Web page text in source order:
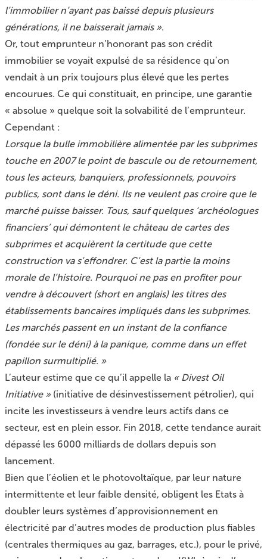
l’immobilier n’ayant pas baissé depuis plusieurs
générations, il ne baisserait jamais ».
Or, tout emprunteur n’honorant pas son crédit
immobilier se voyait expulsé de sa résidence qu’on
vendait à un prix toujours plus élevé que les pertes
encourues. Ce qui constituait, en principe, une garantie
« absolue » quelque soit la solvabilité de l’emprunteur.
Cependant :
Lorsque la bulle immobilière alimentée par les subprimes
touche en 2007 le point de bascule ou de retournement,
tous les acteurs, banquiers, professionnels, pouvoirs
publics, sont dans le déni. Ils ne veulent pas croire que le
marché puisse baisser. Tous, sauf quelques ‘archéologues
financiers’ qui démontent le château de cartes des
subprimes et acquièrent la certitude que cette
construction va s’effondrer. C’est la partie la moins
morale de l’histoire. Pourquoi ne pas en profiter pour
vendre à découvert (short en anglais) les titres des
établissements bancaires impliqués dans les subprimes.
Les marchés passent en un instant de la confiance
(fondée sur le déni) à la panique, comme dans un effet
papillon surmultiplié. »
L’auteur estime que ce qu’il appelle la « Divest Oil
Initiative »(initiative de désinvestissement pétrolier), qui
incite les investisseurs à vendre leurs actifs dans ce
secteur, est en plein essor. Fin 2018, cette tendance aurait
dépassé les 6000 milliards de dollars depuis son
lancement.
Bien que l’éolien et le photovoltaïque, par leur nature
intermittente et leur faible densité, obligent les Etats à
doubler leurs systèmes d’approvisionnement en
électricité par d’autres modes de production plus fiables
(centrales thermiques au gaz, barrages, etc.), pour le privé,